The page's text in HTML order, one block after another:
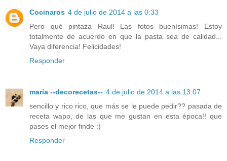
Cocinaros 4 de julio de 2014 a las 0:33
Pero qué pintaza Raul! Las fotos buenísimas! Estoy
totalmente de acuerdo en que la pasta sea de calidad...
Vaya diferencia! Felicidades!
Responder
maria --decorecetas-- 4 de julio de 2014 a las 13:07
sencillo y rico rico, que más se le puede pedir?? pasada de
receta wapo, de las que me gustan en esta época!! que
pases el mejor finde :)
Responder